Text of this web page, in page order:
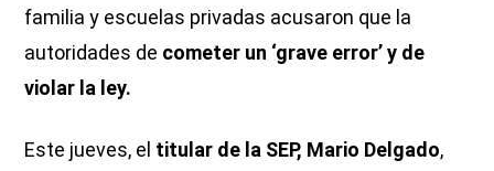
familia y escuelas privadas acusaron que la
autoridades de cometer un ‘grave error’ y de
violar la ley.
Este jueves, el titular de la SEP, Mario Delgado,